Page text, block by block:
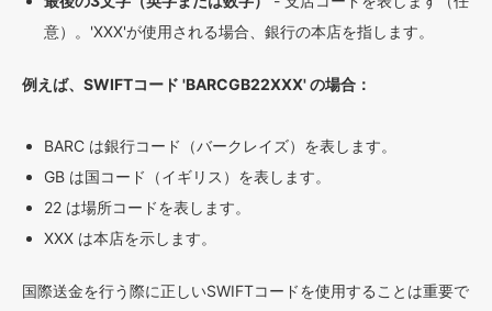
意）。'XXX'が使用される場合、銀行の本店を指します。
例えば、SWIFTコード 'BARCGB22XXX' の場合：
BARC は銀行コード（バークレイズ）を表します。
GB は国コード（イギリス）を表します。
22 は場所コードを表します。
XXX は本店を示します。
国際送金を行う際に正しいSWIFTコードを使用することは重要で